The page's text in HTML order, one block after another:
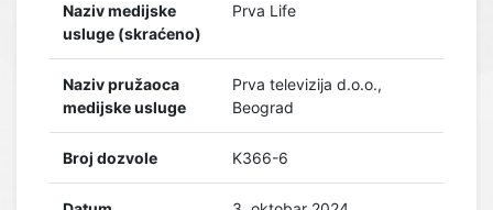
Naziv medijske
usluge (skraćeno)
Prva Life
Naziv pružaoca
medijske usluge
Prva televizija d.o.o.,
Beograd
Broj dozvole K366-6